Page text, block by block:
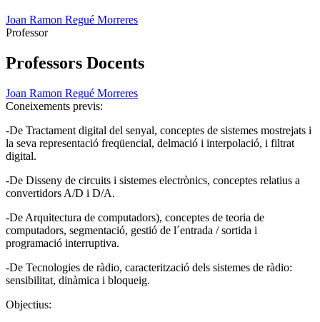
Joan Ramon Regué Morreres
Professor
Professors Docents
Joan Ramon Regué Morreres
Coneixements previs:
-De Tractament digital del senyal, conceptes de sistemes mostrejats i
la seva representació freqüencial, delmació i interpolació, i filtrat
digital.
-De Disseny de circuits i sistemes electrònics, conceptes relatius a
convertidors A/D i D/A.
-De Arquitectura de computadors), conceptes de teoria de
computadors, segmentació, gestió de l´entrada / sortida i
programació interruptiva.
-De Tecnologies de ràdio, caracterització dels sistemes de ràdio:
sensibilitat, dinàmica i bloqueig.
Objectius: